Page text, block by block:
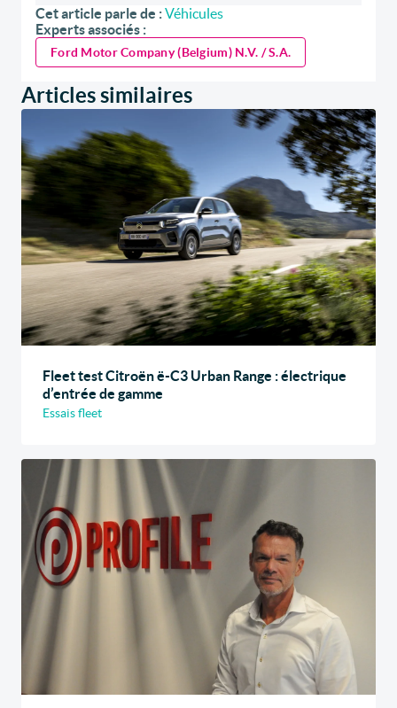
Cet article parle de :Véhicules
Experts associés :
Ford Motor Company (Belgium) N.V. / S.A.
Articles similaires
Fleet test Citroën ë-C3 Urban Range : électrique
d’entrée de gamme
Essais fleet